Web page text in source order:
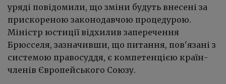
уряді повідомили, що зміни будуть внесені за
прискореною законодавчою процедурою.
Міністр юстиції відхилив заперечення
Брюсселя, зазначивши, що питання, пов'язані з
системою правосуддя, є компетенцією країн-
членів Європейського Союзу.